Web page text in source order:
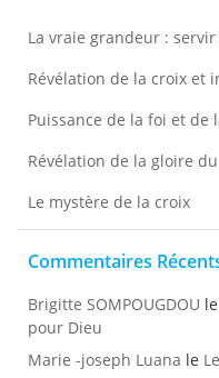
La vraie grandeur :
Révélation de la croix et
Puissance de la foi et de
Révélation de la gloire
Le mystère de la croix
Commentaires
Brigitte SOMPOUGDOU le
pour Dieu
Marie -joseph Luana le